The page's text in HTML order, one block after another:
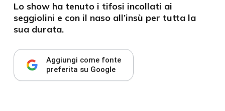
Lo show ha tenuto i tifosi incollati ai
seggiolini e con il naso all’insù per tutta la
sua durata.
Aggiungi come fonte
preferita su Google